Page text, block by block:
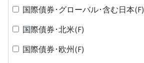
国際債券･グローバル･含む日本(F)
国際債券･北米(F)
国際債券･欧州(F)